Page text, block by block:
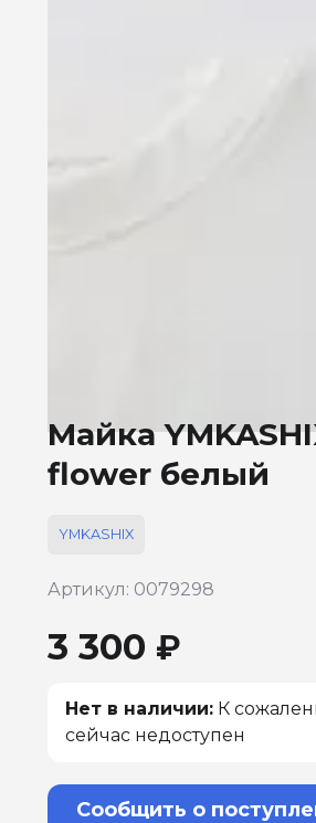
Майка
flower белый
YMKASHIX
Артикул: 0079298
3 300 ₽
Нет в наличии: К
сейчас недоступен
Сообщить о